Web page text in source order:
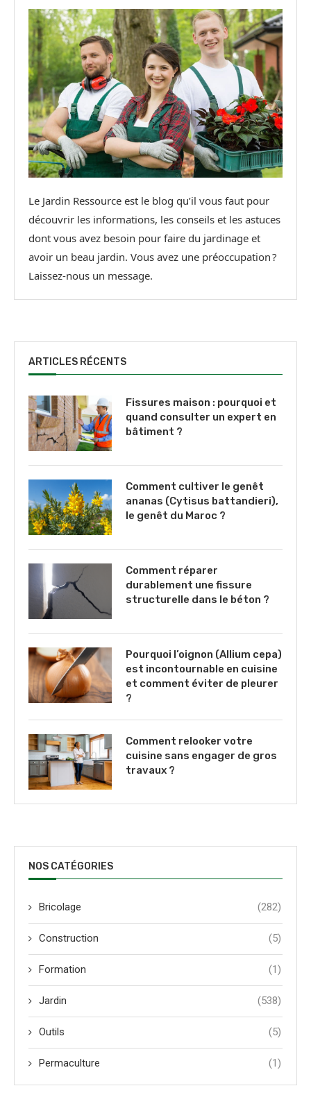
Le Jardin Ressource est le blog qu’il vous faut pour
découvrir les informations, les conseils et les astuces
dont vous avez besoin pour faire du jardinage et
avoir un beau jardin. Vous avez une préoccupation ?
Laissez-nous un message.
ARTICLES RÉCENTS
Fissures maison : pourquoi et
quand consulter un expert en
bâtiment ?
Comment cultiver le genêt
ananas (Cytisus battandieri),
le genêt du Maroc ?
Comment réparer
durablement une fissure
structurelle dans le béton ?
Pourquoi l’oignon (Allium cepa)
est incontournable en cuisine
et comment éviter de pleurer
?
Comment relooker votre
cuisine sans engager de gros
travaux ?
NOS CATÉGORIES
Bricolage (282)
Construction (5)
Formation (1)
Jardin (538)
Outils (5)
Permaculture (1)